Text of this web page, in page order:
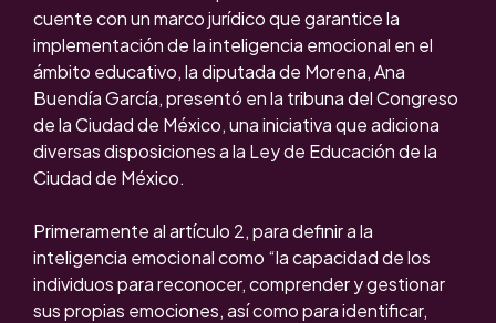
cuente con un marco jurídico que garantice la
implementación de la inteligencia emocional en el
ámbito educativo, la diputada de Morena, Ana
Buendía García, presentó en la tribuna del Congreso
de la Ciudad de México, una iniciativa que adiciona
diversas disposiciones a la Ley de Educación de la
Ciudad de México.
Primeramente al artículo 2, para definir a la
inteligencia emocional como “la capacidad de los
individuos para reconocer, comprender y gestionar
sus propias emociones, así como para identificar,